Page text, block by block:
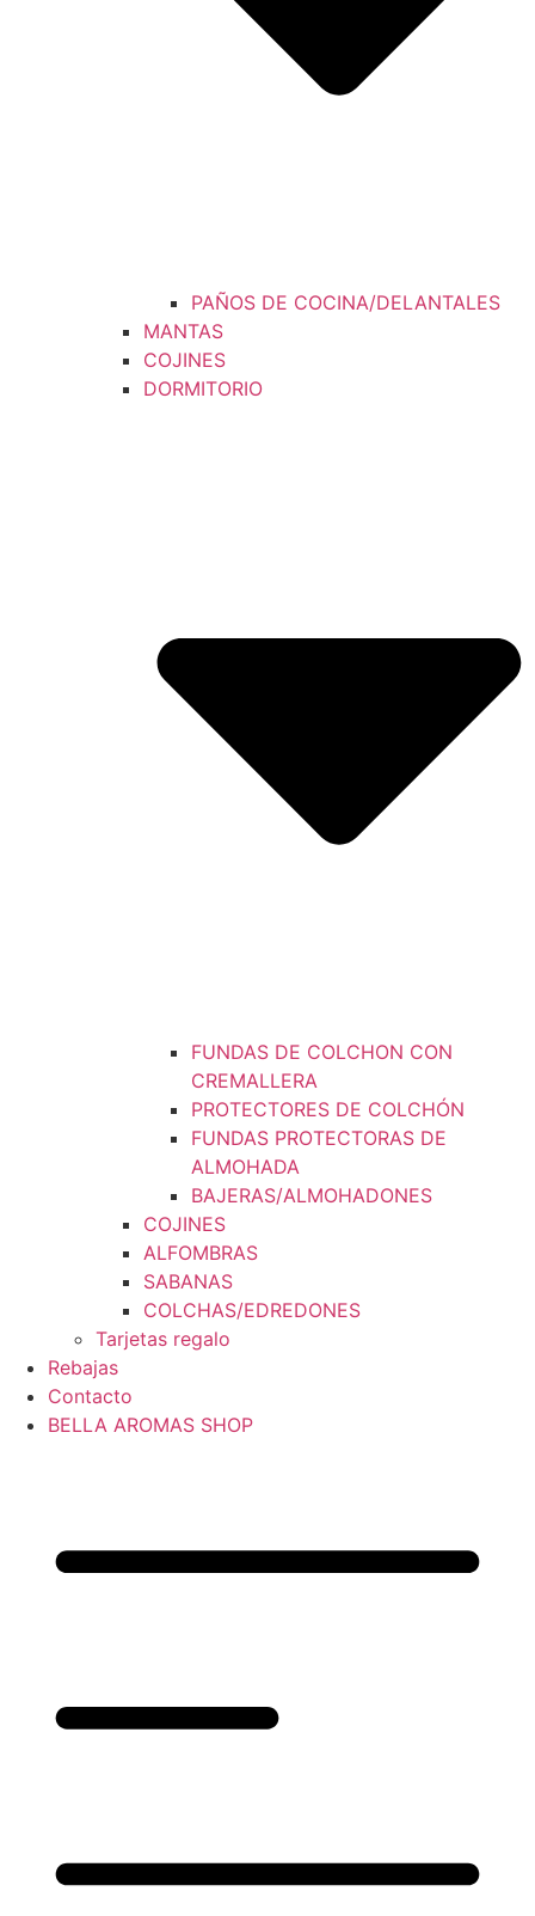
PAÑOS DE COCINA/DELANTALES
MANTAS
COJINES
DORMITORIO
FUNDAS DE COLCHON CON
CREMALLERA
PROTECTORES DE COLCHÓN
FUNDAS PROTECTORAS DE
ALMOHADA
BAJERAS/ALMOHADONES
COJINES
ALFOMBRAS
SABANAS
COLCHAS/EDREDONES
Tarjetas regalo
Rebajas
Contacto
BELLA AROMAS SHOP